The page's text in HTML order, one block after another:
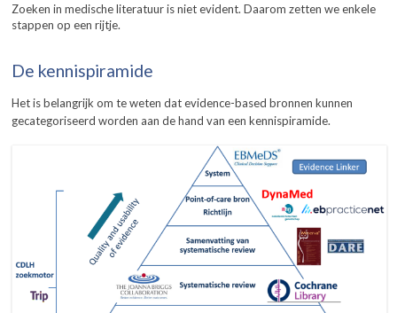
Zoeken in medische literatuur is niet evident. Daarom zetten we enkele
stappen op een rijtje.
De kennispiramide
Het is belangrijk om te weten dat evidence-based bronnen kunnen
gecategoriseerd worden aan de hand van een kennispiramide.